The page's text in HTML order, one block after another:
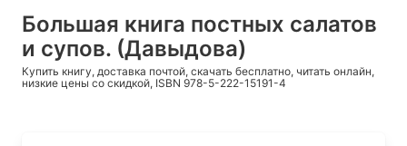
Большая книга постных салатов
и супов. (Давыдова)
Купить книгу, доставка почтой, скачать бесплатно, читать онлайн,
низкие цены со скидкой, ISBN 978-5-222-15191-4